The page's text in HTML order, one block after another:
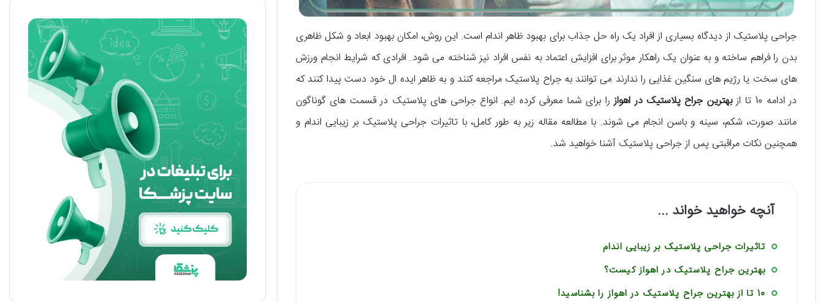
جراحی پلاستیک از دیدگاه بسیاری از افراد یک راه حل جذاب برای بهبود ظاهر اندام است. این روش، امکان بهبود ابعاد و شکل ظاهری
بدن را فراهم ساخته و به عنوان یک راهکار موثر برای افزایش اعتماد به نفس افراد نیز شناخته می شود. افرادی که شرایط انجام ورزش
های سخت یا رژیم های سنگین غذایی را ندارند می توانند به جراح پلاستیک مراجعه کنند و به ظاهر ایده ال خود دست پیدا کنند که
در ادامه 10 تا از
بهترین جراح پلاستیک در اهواز را برای شما معرفی کرده ایم. انواع جراحی های پلاستیک در قسمت های گوناگون
مانند صورت، شکم، سینه و باسن انجام می شوند. با مطالعه مقاله زیر به طور کامل، با تاثیرات جراحی پلاستیک بر زیبایی اندام و
همچنین نکات مراقبتی پس از جراحی پلاستیک آشنا خواهید شد.
آنچه خواهید خواند ...
تاثیرات جراحی پلاستیک بر زیبایی اندام
بهترین جراح پلاستیک در اهواز کیست؟
10 تا از بهترین جراح پلاستیک در اهواز را بشناسید!